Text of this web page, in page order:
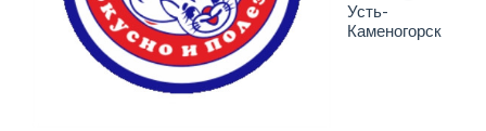
Усть-
Каменогорск